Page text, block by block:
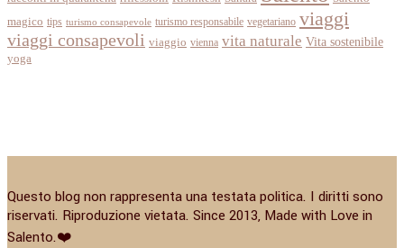
magico tips turismo consapevole turismo responsabile vegetariano viaggi
viaggi consapevoli viaggio vienna vita naturale Vita sostenibile
yoga
Questo blog non rappresenta una testata politica. I diritti sono
riservati. Riproduzione vietata. Since 2013, Made with Love in
Salento.❤️